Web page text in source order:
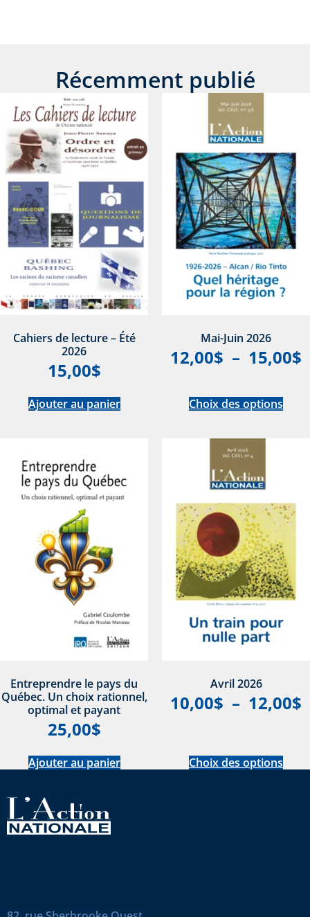
Récemment publié
Cahiers de lecture – Été
2026
15,00$
Ajouter au panier
Mai-Juin 2026
12,00$ – 15,00$
Choix des options
Entreprendre le pays du
Québec. Un choix rationnel,
optimal et payant
25,00$
Ajouter au panier
Avril 2026
10,00$ – 12,00$
Choix des options